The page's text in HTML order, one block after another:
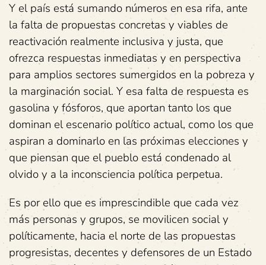
Y el país está sumando números en esa rifa, ante
la falta de propuestas concretas y viables de
reactivación realmente inclusiva y justa, que
ofrezca respuestas inmediatas y en perspectiva
para amplios sectores sumergidos en la pobreza y
la marginación social. Y esa falta de respuesta es
gasolina y fósforos, que aportan tanto los que
dominan el escenario político actual, como los que
aspiran a dominarlo en las próximas elecciones y
que piensan que el pueblo está condenado al
olvido y a la inconsciencia política perpetua.
Es por ello que es imprescindible que cada vez
más personas y grupos, se movilicen social y
políticamente, hacia el norte de las propuestas
progresistas, decentes y defensores de un Estado